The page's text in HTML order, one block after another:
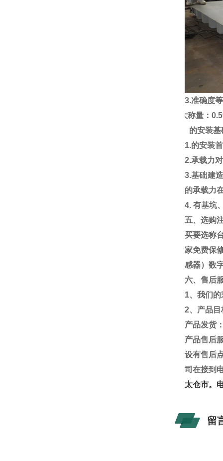
3.准确度
大称量：
四、的安装
1.的安装
2.承载力
3.基础建
的承载力
4. 有基坑
五、选购
买要选称
家免费保
感器）数
六、售后
1、我们
2、产品
产品发货
产品售后
设有售后
司在接到
太仓市。
留